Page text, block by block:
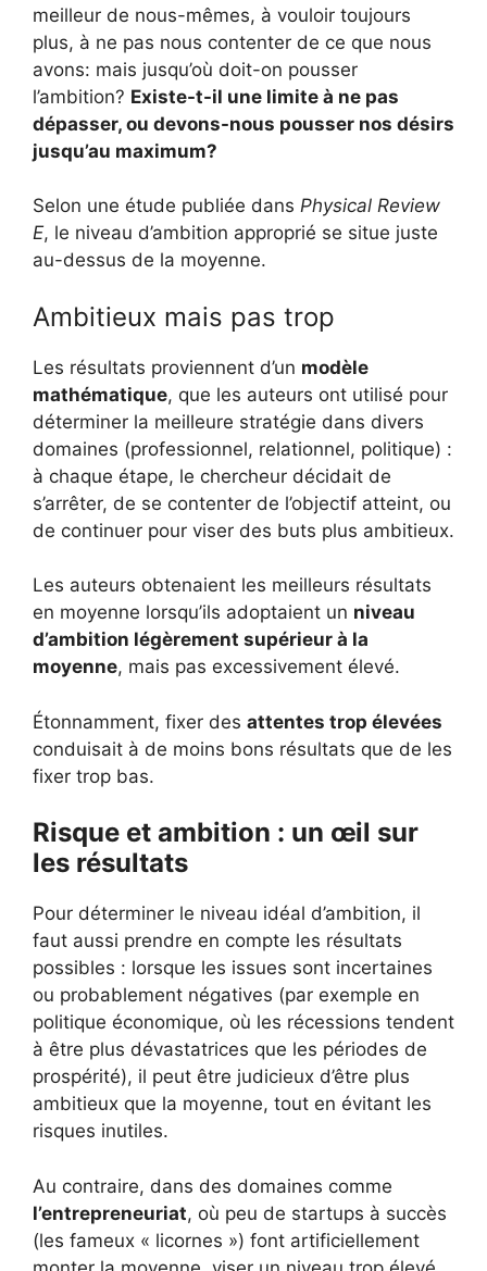
meilleur de nous-mêmes, à vouloir toujours
plus, à ne pas nous contenter de ce que nous
avons: mais jusqu’où doit-on pousser
l’ambition? Existe-t-il une limite à ne pas
dépasser, ou devons-nous pousser nos désirs
jusqu’au maximum?
Selon une étude publiée dans Physical Review
E, le niveau d’ambition approprié se situe juste
au-dessus de la moyenne.
Ambitieux mais pas trop
Les résultats proviennent d’un modèle
mathématique, que les auteurs ont utilisé pour
déterminer la meilleure stratégie dans divers
domaines (professionnel, relationnel, politique) :
à chaque étape, le chercheur décidait de
s’arrêter, de se contenter de l’objectif atteint, ou
de continuer pour viser des buts plus ambitieux.
Les auteurs obtenaient les meilleurs résultats
en moyenne lorsqu’ils adoptaient un niveau
d’ambition légèrement supérieur à la
moyenne, mais pas excessivement élevé.
Étonnamment, fixer des attentes trop élevées
conduisait à de moins bons résultats que de les
fixer trop bas.
Risque et ambition : un œil sur
les résultats
Pour déterminer le niveau idéal d’ambition, il
faut aussi prendre en compte les résultats
possibles : lorsque les issues sont incertaines
ou probablement négatives (par exemple en
politique économique, où les récessions tendent
à être plus dévastatrices que les périodes de
prospérité), il peut être judicieux d’être plus
ambitieux que la moyenne, tout en évitant les
risques inutiles.
Au contraire, dans des domaines comme
l’entrepreneuriat, où peu de startups à succès
(les fameux « licornes ») font artificiellement